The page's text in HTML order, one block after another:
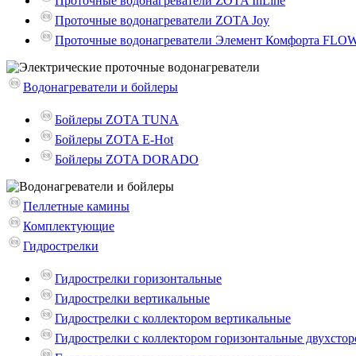
Проточные водонагреватели ZOTA Joy
Проточные водонагреватели Элемент Комфорта
Водонагреватели и бойлеры
Бойлеры ZOTA TUNA
Бойлеры ZOTA E-Hot
Бойлеры ZOTA DORADO
Пеллетные камины
Комплектующие
Гидрострелки
Гидрострелки горизонтальные
Гидрострелки вертикальные
Гидрострелки с коллектором вертикальные
Гидрострелки с коллектором горизонтальные